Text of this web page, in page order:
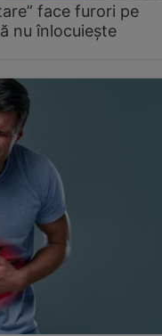
face furori pe
nu înlocuiește